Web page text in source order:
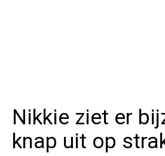
Nikkie ziet er
knap uit op